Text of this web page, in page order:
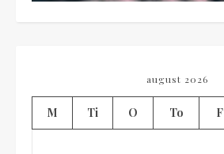
august 2026
M Ti O To F